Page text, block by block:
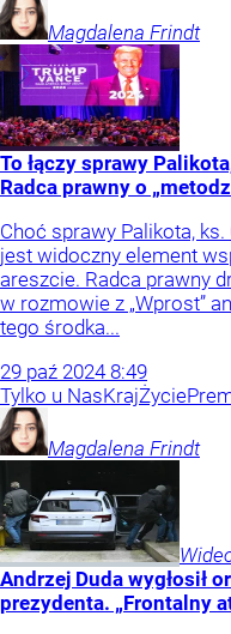
Magdalena Frindt
To łączy sprawy
Radca prawny o
Choć sprawy Palikota,
jest widoczny element
areszcie. Radca prawny
w rozmowie z „Wprost”
tego środka...
29 paź 2024 8:49
Tylko u NasKrajŻycie
Magdalena Frindt
Andrzej Duda wygłosił
prezydenta. „Frontalny